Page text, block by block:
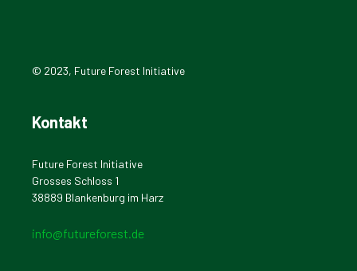
© 2023, Future Forest Initiative
Kontakt
Future Forest Initiative
Grosses Schloss 1
38889 Blankenburg im Harz
info@futureforest.de